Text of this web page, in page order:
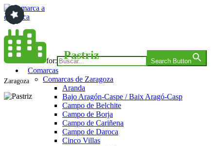
Saltar
al
contenido
Comarca a comarca
Search for: Search Button
Comarcas
Comarcas de Zaragoza
Aranda
Bajo Aragón-Caspe / Baix Aragó-Casp
Campo de Belchite
Campo de Borja
Campo de Cariñena
Campo de Daroca
Cinco Villas
Pastriz
Zaragoza